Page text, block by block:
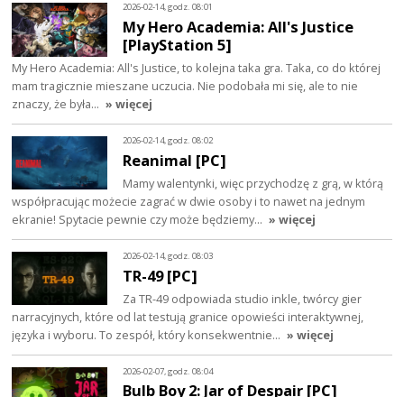
2026-02-14, godz. 08:01
My Hero Academia: All's Justice
[PlayStation 5]
My Hero Academia: All's Justice, to kolejna taka gra. Taka, co do której
mam tragicznie mieszane uczucia. Nie podobała mi się, ale to nie
znaczy, że była… » więcej
2026-02-14, godz. 08:02
Reanimal [PC]
Mamy walentynki, więc przychodzę z grą, w którą
współpracując możecie zagrać w dwie osoby i to nawet na jednym
ekranie! Spytacie pewnie czy może będziemy… » więcej
2026-02-14, godz. 08:03
TR-49 [PC]
Za TR-49 odpowiada studio inkle, twórcy gier
narracyjnych, które od lat testują granice opowieści interaktywnej,
języka i wyboru. To zespół, który konsekwentnie… » więcej
2026-02-07, godz. 08:04
Bulb Boy 2: Jar of Despair [PC]